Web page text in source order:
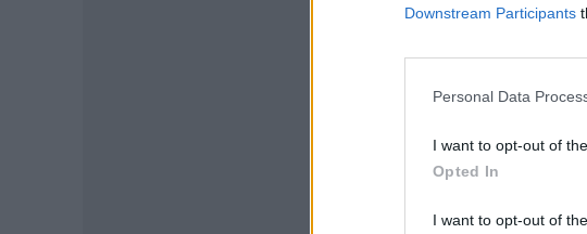
Downstream Participants
Personal Data
I want to opt-out of
Opted In
I want to opt-out of